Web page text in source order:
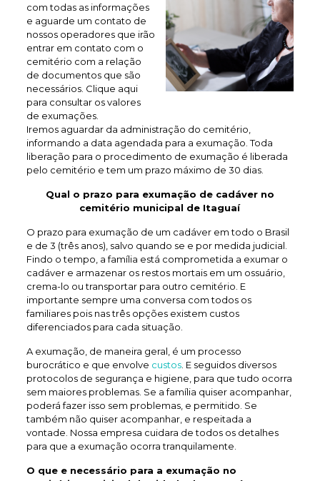
com todas as informações
e aguarde um contato de
nossos operadores que irão
entrar em contato com o
cemitério com a relação
de documentos que são
necessários. Clique aqui
para consultar os valores
de exumações.
Iremos aguardar da administração do cemitério,
informando a data agendada para a exumação. Toda
liberação para o procedimento de exumação é liberada
pelo cemitério e tem um prazo máximo de 30 dias.
Qual o prazo para exumação de cadáver no
cemitério municipal de Itaguaí
O prazo para exumação de um cadáver em todo o Brasil
e de 3 (três anos), salvo quando se e por medida judicial.
Findo o tempo, a família está comprometida a exumar o
cadáver e armazenar os restos mortais em um ossuário,
crema-lo ou transportar para outro cemitério. E
importante sempre uma conversa com todos os
familiares pois nas três opções existem custos
diferenciados para cada situação.
A exumação, de maneira geral, é um processo
burocrático e que envolve custos. E seguidos diversos
protocolos de segurança e higiene, para que tudo ocorra
sem maiores problemas. Se a família quiser acompanhar,
poderá fazer isso sem problemas, e permitido. Se
também não quiser acompanhar, e respeitada a
vontade. Nossa empresa cuidara de todos os detalhes
para que a exumação ocorra tranquilamente.
O que e necessário para a exumação no